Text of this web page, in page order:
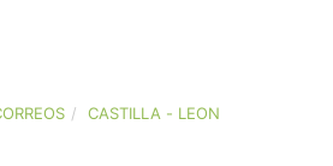
CASTILLA - LEON